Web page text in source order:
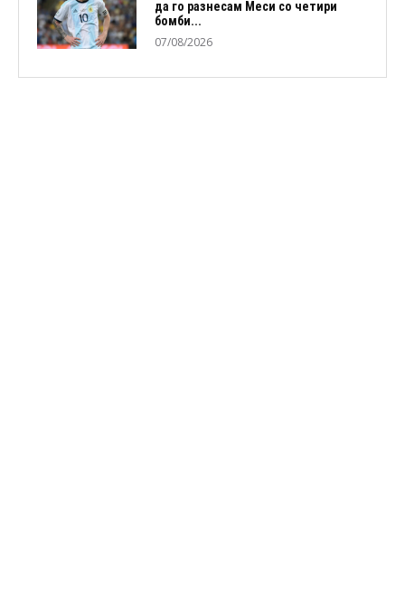
да го разнесам Меси со четири
бомби...
07/08/2026